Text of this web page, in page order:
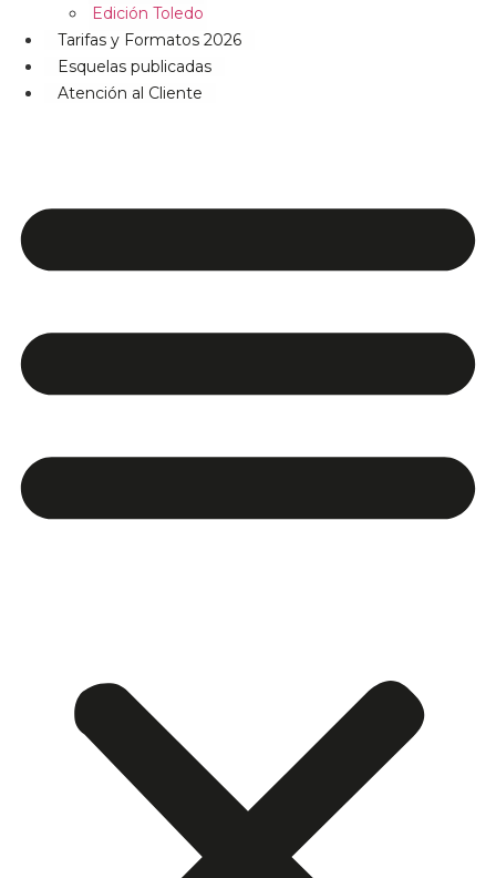
Edición Toledo
Tarifas y Formatos 2026
Esquelas publicadas
Atención al Cliente